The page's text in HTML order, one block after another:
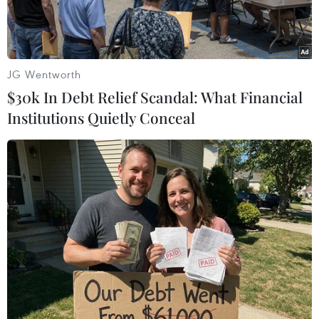
Nam.
Đại tá Võ Trọng Hải, Giám đốc Công an tỉnh Hà Tĩnh trao
thưởng cho các đơn vị tham gia phá án. (Ảnh: Công Tường-
TTXVN)
Ngày 14/6, Công an tỉnh Hà Tĩnh tổ chức khen
thưởng các đơn vị có thành tích xuất sắc trong
JG Wentworth
$30k In Debt Relief Scandal: What Financial
Institutions Quietly Conceal